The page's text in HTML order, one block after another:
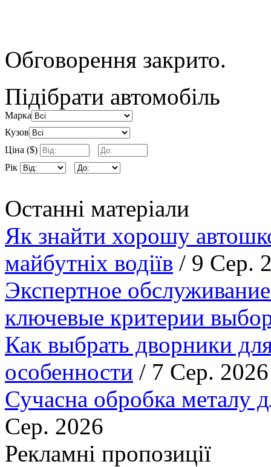
Обговорення закрито.
Підібрати автомобіль
Марка
Кузов
Ціна ($)
Рік
Останні матеріали
Як знайти хорошу
майбутніх водіїв / 9 Сер.
Экспертное
ключевые критерии
Как выбрать дворники
особенности / 7 Сер. 2026
Сучасна обробка металу
Сер. 2026
Рекламні пропозиції